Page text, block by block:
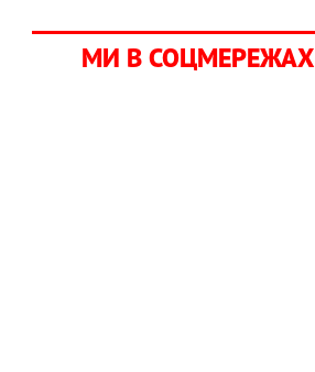
МИ В СОЦМЕРЕЖАХ